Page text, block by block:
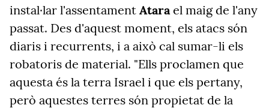
instal·lar l'assentament Atarael maig de l'any
passat. Des d'aquest moment, els atacs són
diaris i recurrents, i a això cal sumar-li els
robatoris de material. "Ells proclamen que
aquesta és la terra Israel i que els pertany,
però aquestes terres són propietat de la